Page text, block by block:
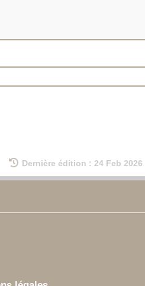
Dernière édition : 24 Feb 2026